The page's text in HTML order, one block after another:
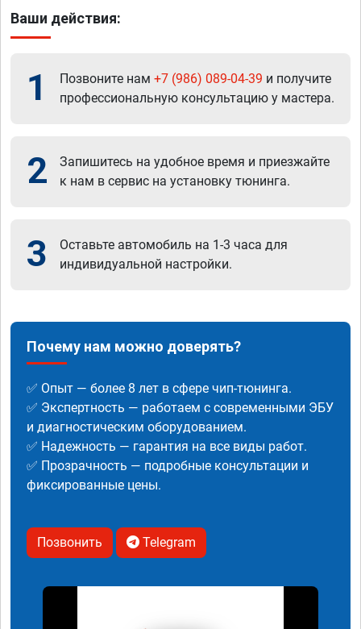
Ваши действия:
1 Позвоните нам +7 (986) 089-04-39 и получите
профессиональную консультацию у мастера.
2
Запишитесь на удобное время и приезжайте
к нам в сервис на установку тюнинга.
3
Оставьте автомобиль на 1-3 часа для
индивидуальной настройки.
Почему нам можно доверять?
✅ Опыт — более 8 лет в сфере чип-тюнинга.
✅ Экспертность — работаем с современными ЭБУ
и диагностическим оборудованием.
✅ Надежность — гарантия на все виды работ.
✅ Прозрачность — подробные консультации и
фиксированные цены.
Позвонить Telegram